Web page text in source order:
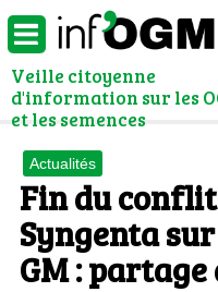
Veille citoyenne
d'information sur les
et les semences
Actualités
Fin du
Syngenta
GM :